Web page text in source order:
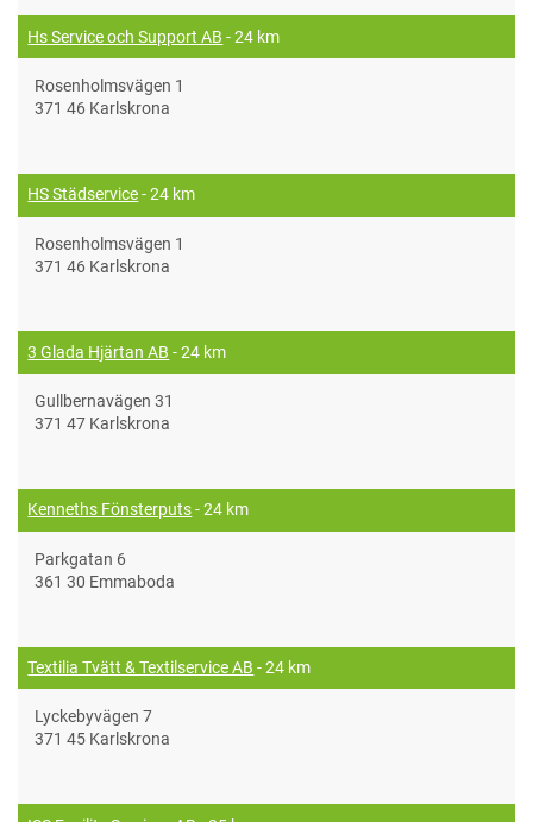
Hs Service och Support AB - 24 km
Rosenholmsvägen 1
371 46 Karlskrona
HS Städservice- 24 km
Rosenholmsvägen 1
371 46 Karlskrona
3 Glada Hjärtan AB - 24 km
Gullbernavägen 31
371 47 Karlskrona
Kenneths Fönsterputs- 24 km
Parkgatan 6
361 30 Emmaboda
Textilia Tvätt & Textilservice AB - 24 km
Lyckebyvägen 7
371 45 Karlskrona